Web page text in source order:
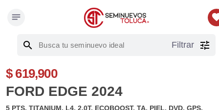
notes
search Filtrar tune
$ 619,900
FORD EDGE 2024
5 PTS. TITANIUM, L4, 2.0T, ECOBOOST, TA, PIEL, DVD, GPS,